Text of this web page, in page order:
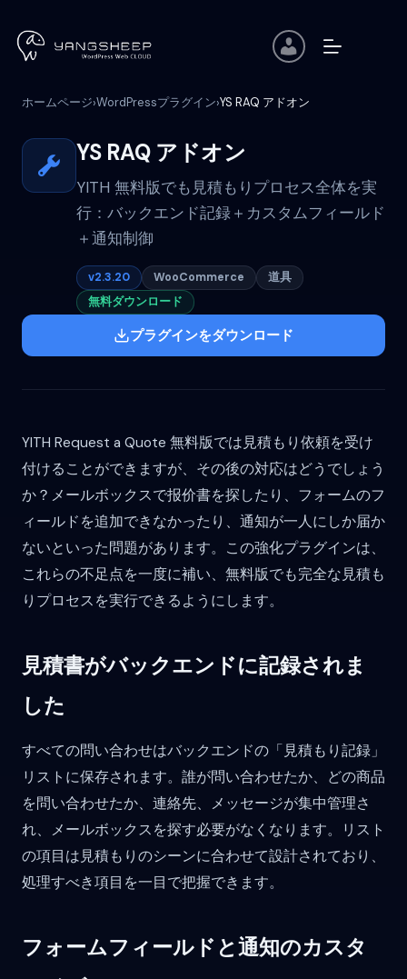
ホームページ›WordPressプラグイン›YS RAQ アドオン
YS RAQ アドオン
YITH 無料版でも見積もりプロセス全体を実
行：バックエンド記録＋カスタムフィールド
＋通知制御
v2.3.20 WooCommerce
道具
無料ダウンロード
プラグインをダウンロード
YITH Request a Quote 無料版では見積もり依頼を受け
付けることができますが、その後の対応はどうでしょう
か？メールボックスで报价書を探したり、フォームのフ
ィールドを追加できなかったり、通知が一人にしか届か
ないといった問題があります。この強化プラグインは、
これらの不足点を一度に補い、無料版でも完全な見積も
りプロセスを実行できるようにします。
見積書がバックエンドに記録されま
した
すべての問い合わせはバックエンドの「見積もり記録」
リストに保存されます。誰が問い合わせたか、どの商品
を問い合わせたか、連絡先、メッセージが集中管理さ
れ、メールボックスを探す必要がなくなります。リスト
の項目は見積もりのシーンに合わせて設計されており、
処理すべき項目を一目で把握できます。
フォームフィールドと通知のカスタ